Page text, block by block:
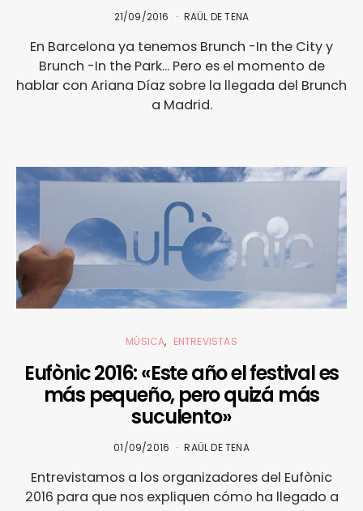
21/09/2016 RAÜL DE TENA
En Barcelona ya tenemos Brunch -In the City y
Brunch -In the Park... Pero es el momento de
hablar con Ariana Díaz sobre la llegada del Brunch
a Madrid.
MÚSICA ENTREVISTAS
Eufònic 2016: «Este año el festival es
más pequeño, pero quizá más
suculento»
01/09/2016 RAÜL DE TENA
Entrevistamos a los organizadores del Eufònic
2016 para que nos expliquen cómo ha llegado a